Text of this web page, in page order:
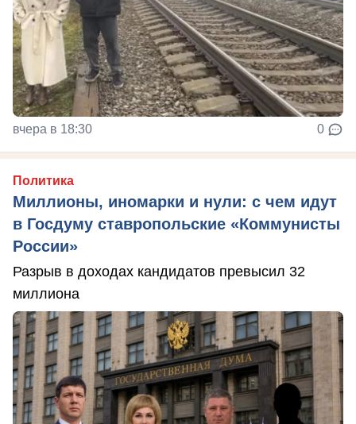
вчера в 18:30 0
Политика
Миллионы, иномарки и нули: с чем идут
в Госдуму ставропольские «Коммунисты
России»
Разрыв в доходах кандидатов превысил 32
миллиона